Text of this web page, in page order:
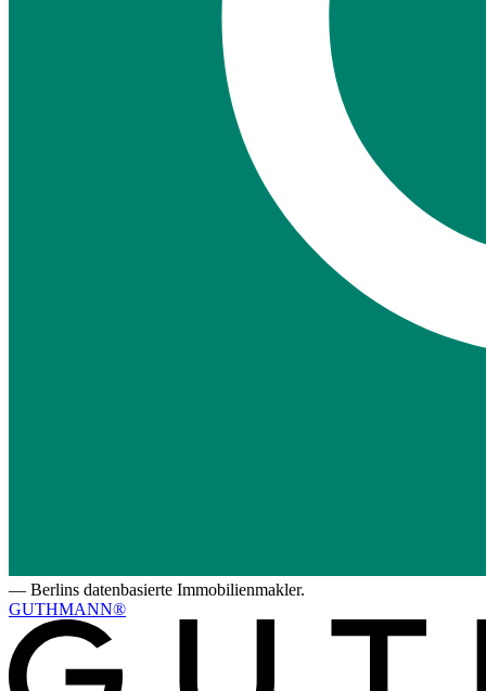
— Berlins datenbasierte Immobilienmakler.
GUTHMANN®